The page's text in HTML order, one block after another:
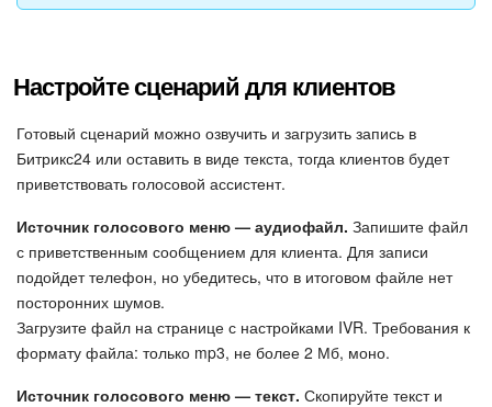
Настройте сценарий для клиентов
Готовый сценарий можно озвучить и загрузить запись в
Битрикс24 или оставить в виде текста, тогда клиентов будет
приветствовать голосовой ассистент.
Источник голосового меню — аудиофайл. Запишите файл
с приветственным сообщением для клиента. Для записи
подойдет телефон, но убедитесь, что в итоговом файле нет
посторонних шумов.
Загрузите файл на странице с настройками IVR. Требования к
формату файла: только mp3, не более 2 Мб, моно.
Источник голосового меню — текст. Скопируйте текст и